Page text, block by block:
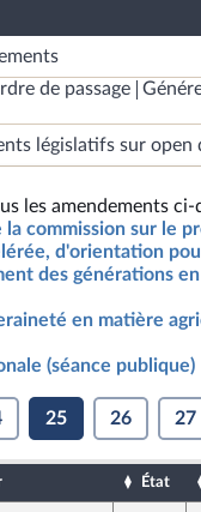
de passage
législatifs sur open
les amendements ci-
la commission sur le
d'orientation
des générations
en matière
(séance publique)
25 26 27
État